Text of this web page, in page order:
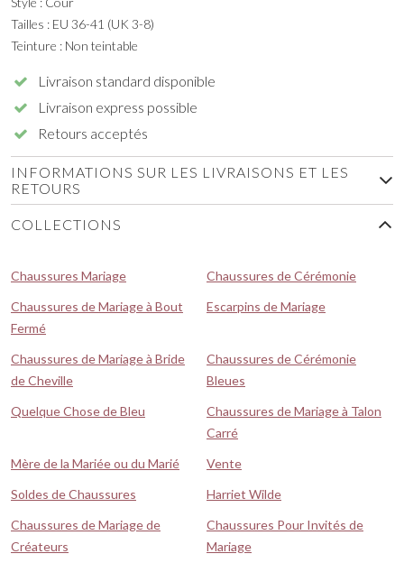
Tailles : EU 36-41 (UK 3-8)
Teinture : Non teintable
Livraison standard disponible
Livraison express possible
Retours acceptés
INFORMATIONS SUR LES LIVRAISONS ET LES
RETOURS
COLLECTIONS
Chaussures Mariage
Chaussures de Cérémonie
Chaussures de Mariage à Bout
Fermé
Escarpins de Mariage
Chaussures de Mariage à Bride
de Cheville
Chaussures de Cérémonie
Bleues
Quelque Chose de Bleu
Chaussures de Mariage à Talon
Carré
Mère de la Mariée ou du Marié
Vente
Soldes de Chaussures
Harriet Wilde
Chaussures de Mariage de
Créateurs
Chaussures Pour Invités de
Mariage